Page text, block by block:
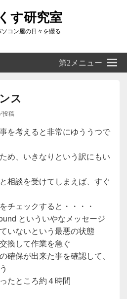
す研究室
コン屋の日々を綴る
第2メニュー
ス
投稿
を考えると非常にゆううつで
め、いきなりという訳にもい
相談を受けてしまえば、すぐ
チェックすると・・・・
といういやなメッセージ
いないという最悪の状態
換して作業を急ぐ
確保が出来た事を確認して、
たところ約４時間